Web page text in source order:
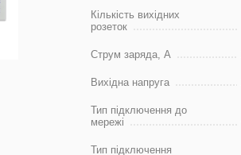
Кількість вихідних
розеток
Струм заряда, А
Вихідна напруга
Тип підключення до
мережі
Тип підключення